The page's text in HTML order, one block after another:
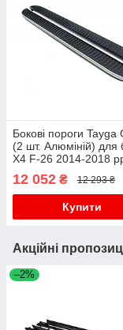
Бокові пороги Tayga
(2 шт. Алюміній) для
X4 F-26 2014-2018
12 052 ₴ 12 293 ₴
Купити
Акційні
–2%